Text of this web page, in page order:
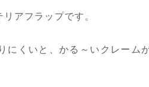
アフラップです。
にくいと、かる～いクレーム